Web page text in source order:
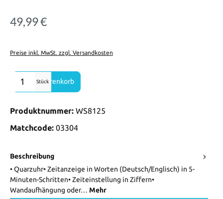
Regulärer Preis:
49,99 €
Preise inkl. MwSt. zzgl. Versandkosten
Produkt Anzahl: Gib den gewünschten Wert ein oder benutze die
Stück
In den Warenkorb
Produktnummer: WS8125
Matchcode: 03304
Beschreibung
• Quarzuhr• Zeitanzeige in Worten (Deutsch/Englisch) in 5-
Minuten-Schritten• Zeiteinstellung in Ziffern•
Wandaufhängung oder… Mehr